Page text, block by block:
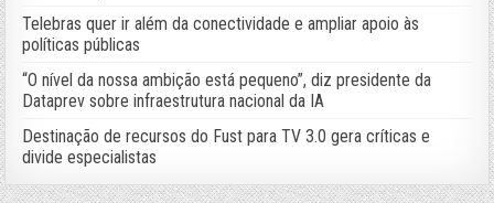
Telebras quer ir além da conectividade e ampliar apoio às
políticas públicas
“O nível da nossa ambição está pequeno”, diz presidente da
Dataprev sobre infraestrutura nacional da IA
Destinação de recursos do Fust para TV 3.0 gera críticas e
divide especialistas